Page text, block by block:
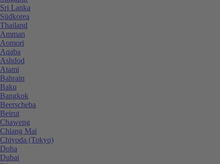
Sri Lanka
Südkorea
Thailand
Amman
Aomori
Aqaba
Ashdod
Atami
Bahrain
Baku
Bangkok
Beerscheba
Beirut
Chaweng
Chiang Mai
Chiyoda (Tokyo)
Doha
Dubai